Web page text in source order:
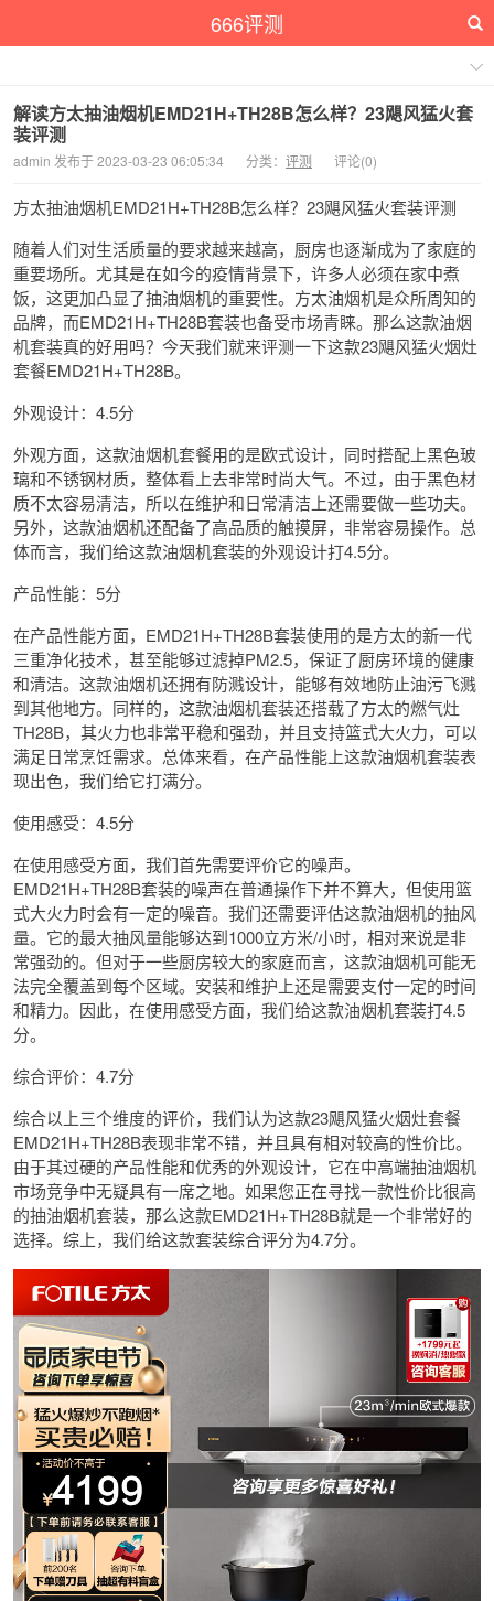
666评测
解读方太抽油烟机EMD21H+TH28B怎么样？23飓风猛火套
装评测
admin 发布于 2023-03-23 06:05:34 分类： 评测 评论(0)
方太抽油烟机EMD21H+TH28B怎么样？23飓风猛火套装评测
随着人们对生活质量的要求越来越高，厨房也逐渐成为了家庭的
重要场所。尤其是在如今的疫情背景下，许多人必须在家中煮
饭，这更加凸显了抽油烟机的重要性。方太油烟机是众所周知的
品牌，而EMD21H+TH28B套装也备受市场青睐。那么这款油烟
机套装真的好用吗？今天我们就来评测一下这款23飓风猛火烟灶
套餐EMD21H+TH28B。
外观设计：4.5分
外观方面，这款油烟机套餐用的是欧式设计，同时搭配上黑色玻
璃和不锈钢材质，整体看上去非常时尚大气。不过，由于黑色材
质不太容易清洁，所以在维护和日常清洁上还需要做一些功夫。
另外，这款油烟机还配备了高品质的触摸屏，非常容易操作。总
体而言，我们给这款油烟机套装的外观设计打4.5分。
产品性能：5分
在产品性能方面，EMD21H+TH28B套装使用的是方太的新一代
三重净化技术，甚至能够过滤掉PM2.5，保证了厨房环境的健康
和清洁。这款油烟机还拥有防溅设计，能够有效地防止油污飞溅
到其他地方。同样的，这款油烟机套装还搭载了方太的燃气灶
TH28B，其火力也非常平稳和强劲，并且支持篮式大火力，可以
满足日常烹饪需求。总体来看，在产品性能上这款油烟机套装表
现出色，我们给它打满分。
使用感受：4.5分
在使用感受方面，我们首先需要评价它的噪声。
EMD21H+TH28B套装的噪声在普通操作下并不算大，但使用篮
式大火力时会有一定的噪音。我们还需要评估这款油烟机的抽风
量。它的最大抽风量能够达到1000立方米/小时，相对来说是非
常强劲的。但对于一些厨房较大的家庭而言，这款油烟机可能无
法完全覆盖到每个区域。安装和维护上还是需要支付一定的时间
和精力。因此，在使用感受方面，我们给这款油烟机套装打4.5
分。
综合评价：4.7分
综合以上三个维度的评价，我们认为这款23飓风猛火烟灶套餐
EMD21H+TH28B表现非常不错，并且具有相对较高的性价比。
由于其过硬的产品性能和优秀的外观设计，它在中高端抽油烟机
市场竞争中无疑具有一席之地。如果您正在寻找一款性价比很高
的抽油烟机套装，那么这款EMD21H+TH28B就是一个非常好的
选择。综上，我们给这款套装综合评分为4.7分。